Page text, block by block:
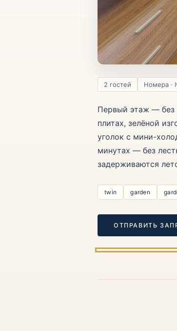
2 гостей Номера ·
Первый этаж — без
плитах, зелёной
уголок с мини-
минутах — без
задерживаются
twin garden
ОТПРАВИТЬ